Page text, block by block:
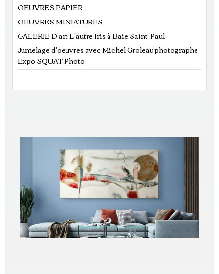
OEUVRES PAPIER
OEUVRES MINIATURES
GALERIE D'art L'autre Iris à Baie Saint-Paul
Jumelage d'oeuvres avec Michel Groleau photographe
Expo SQUAT Photo